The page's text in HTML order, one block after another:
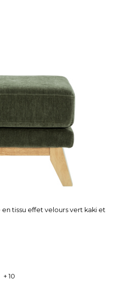
tissu effet velours vert kaki et
+ 10